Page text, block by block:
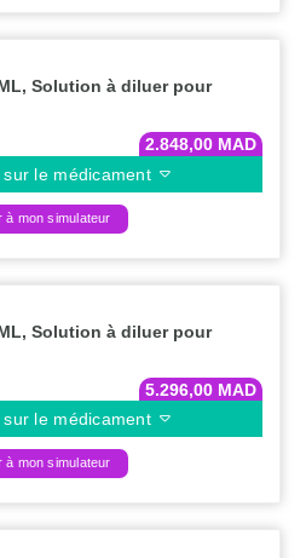
Solution à diluer pour
2.848,00 MAD
le médicament
à mon simulateur
Solution à diluer pour
5.296,00 MAD
le médicament
à mon simulateur